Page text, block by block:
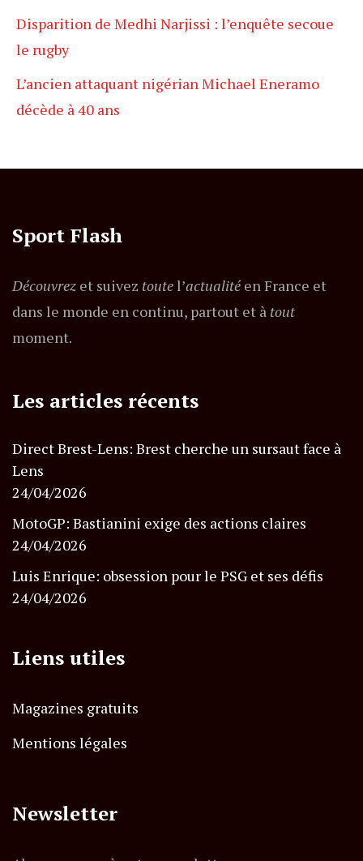
Disparition de Medhi Narjissi : l’enquête secoue
le rugby
L’ancien attaquant nigérian Michael Eneramo
décède à 40 ans
Sport Flash
Découvrez et suivez toutel’actualitéen France et
dans le monde en continu, partout et à tout
moment.
Les articles récents
Direct Brest-Lens: Brest cherche un sursaut face à
Lens
24/04/2026
MotoGP: Bastianini exige des actions claires
24/04/2026
Luis Enrique: obsession pour le PSG et ses défis
24/04/2026
Liens utiles
Magazines gratuits
Mentions légales
Newsletter